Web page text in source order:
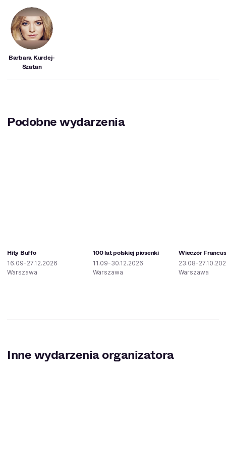
Barbara Kurdej-
Szatan
Podobne wydarzenia
Hity Buffo
16.09-27.12.2026
Warszawa
100 lat polskiej piosenki
11.09-30.12.2026
Warszawa
Wieczór
23.08-
Warszawa
Inne wydarzenia organizatora